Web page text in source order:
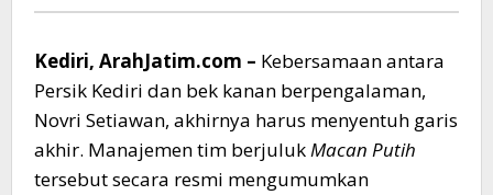
Rasa
Kediri, ArahJatim.com – Kebersamaan antara
Persik Kediri dan bek kanan berpengalaman,
Novri Setiawan, akhirnya harus menyentuh garis
akhir. Manajemen tim berjulukMacan Putih
tersebut secara resmi mengumumkan